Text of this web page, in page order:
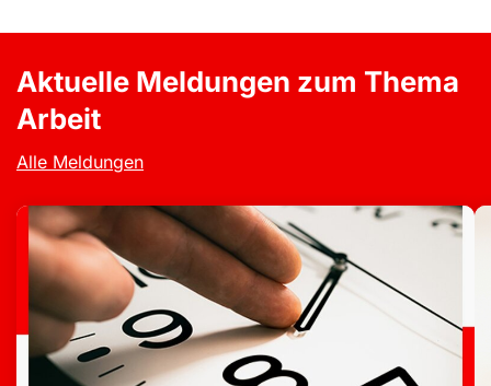
Aktuelle Meldungen zum Thema
Arbeit
Alle Meldungen